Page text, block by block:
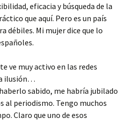
eficacia y búsqueda de la
que aquí. Pero es un país
débiles. Mi mujer dice que lo
ve muy activo en las redes
ilusión…
sabido, me habría jubilado
al periodismo. Tengo muchos
Claro que uno de esos